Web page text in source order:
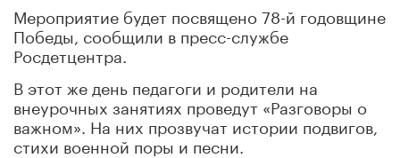
Мероприятие будет посвящено 78-й годовщине
Победы, сообщили в пресс-службе
Росдетцентра.
В этот же день педагоги и родители на
внеурочных занятиях проведут «Разговоры о
важном». На них прозвучат истории подвигов,
стихи военной поры и песни.